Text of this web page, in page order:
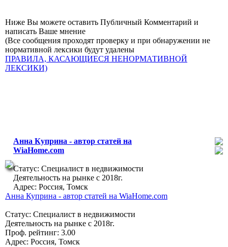
Ниже Вы можете оставить Публичный Комментарий и
написать Ваше мнение
(Все сообщения проходят проверку и при обнаружении не
нормативной лексики будут удалены
ПРАВИЛА, КАСАЮЩИЕСЯ НЕНОРМАТИВНОЙ
ЛЕКСИКИ)
Анна Куприна - автор статей на
WiaHome.com
Статус: Специалист в недвижимости
Деятельность на рынке с 2018г.
Адрес: Россия, Томск
Анна Куприна - автор статей на WiaHome.com
Статус: Специалист в недвижимости
Деятельность на рынке с 2018г.
Проф. рейтинг: 3.00
Адрес: Россия, Томск